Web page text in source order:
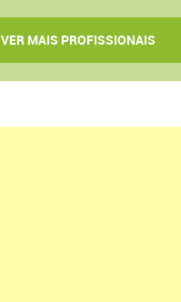
VER MAIS PROFISSIONAIS